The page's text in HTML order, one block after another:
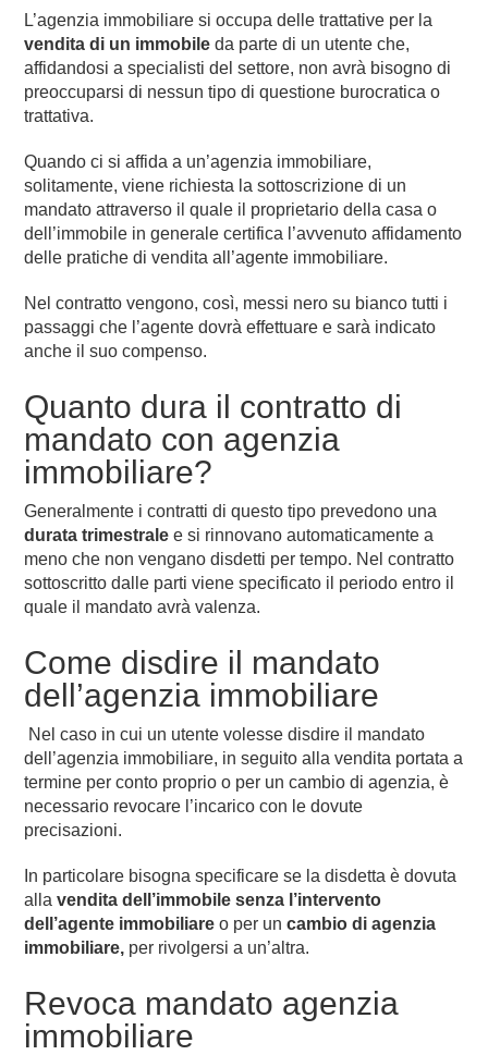
L’agenzia immobiliare si occupa delle trattative per la
vendita di un immobile da parte di un utente che,
affidandosi a specialisti del settore, non avrà bisogno di
preoccuparsi di nessun tipo di questione burocratica o
trattativa.
Quando ci si affida a un’agenzia immobiliare,
solitamente, viene richiesta la sottoscrizione di un
mandato attraverso il quale il proprietario della casa o
dell’immobile in generale certifica l’avvenuto affidamento
delle pratiche di vendita all’agente immobiliare.
Nel contratto vengono, così, messi nero su bianco tutti i
passaggi che l’agente dovrà effettuare e sarà indicato
anche il suo compenso.
Quanto dura il contratto di
mandato con agenzia
immobiliare?
Generalmente i contratti di questo tipo prevedono una
durata trimestrale e si rinnovano automaticamente a
meno che non vengano disdetti per tempo. Nel contratto
sottoscritto dalle parti viene specificato il periodo entro il
quale il mandato avrà valenza.
Come disdire il mandato
dell’agenzia immobiliare
Nel caso in cui un utente volesse disdire il mandato
dell’agenzia immobiliare, in seguito alla vendita portata a
termine per conto proprio o per un cambio di agenzia, è
necessario revocare l’incarico con le dovute
precisazioni.
In particolare bisogna specificare se la disdetta è dovuta
allavendita dell’immobile senza l’intervento
dell’agente immobiliareo per uncambio di agenzia
immobiliare, per rivolgersi a un’altra.
Revoca mandato agenzia
immobiliare